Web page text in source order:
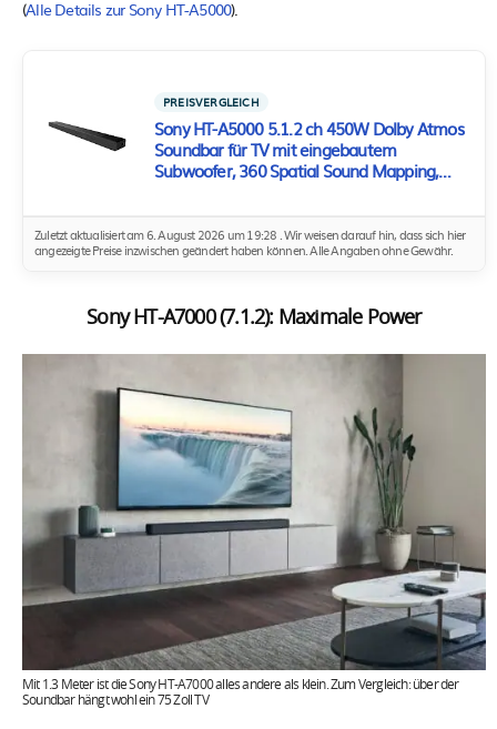
(Alle Details zur Sony HT-A5000).
PREISVERGLEICH
Sony HT-A5000 5.1.2 ch 450W Dolby Atmos
Soundbar für TV mit eingebautem
Subwoofer, 360 Spatial Sound Mapping,
Zuletzt aktualisiert am 6. August 2026 um 19:28 . Wir weisen darauf hin, dass sich hier
angezeigte Preise inzwischen geändert haben können. Alle Angaben ohne Gewähr.
Sony HT-A7000 (7.1.2): Maximale Power
Mit 1.3 Meter ist die Sony HT-A7000 alles andere als klein. Zum Vergleich: über der
Soundbar hängt wohl ein 75 Zoll TV